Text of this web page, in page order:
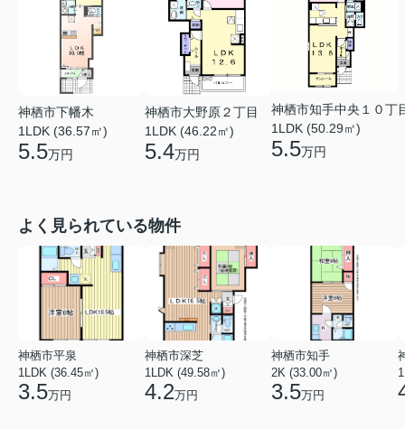
神栖市下幡木
1LDK (36.57㎡)
5.5万円
神栖市大野原２丁目
1LDK (46.22㎡)
5.4万円
神栖市知手中央１０丁
1LDK (50.29㎡)
5.5万円
よく見られている物件
神栖市平泉
1LDK (36.45㎡)
3.5万円
神栖市深芝
1LDK (49.58㎡)
4.2万円
神栖市知手
2K (33.00㎡)
3.5万円